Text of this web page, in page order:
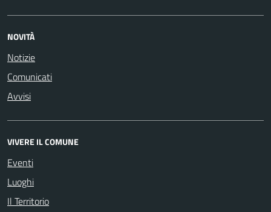
NOVITÀ
Notizie
Comunicati
Avvisi
VIVERE IL COMUNE
Eventi
Luoghi
Il Territorio